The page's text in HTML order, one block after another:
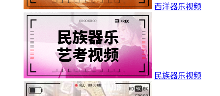
西洋器乐视频
民族器乐视频